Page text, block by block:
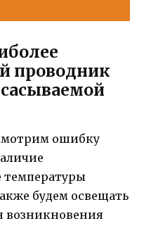
проводник
ошибку
температуры
будем освещать
возникновения